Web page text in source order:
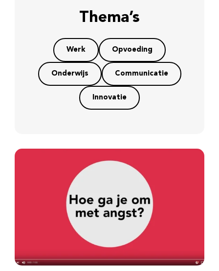
Thema’s
Werk Opvoeding
Onderwijs Communicatie
Innovatie